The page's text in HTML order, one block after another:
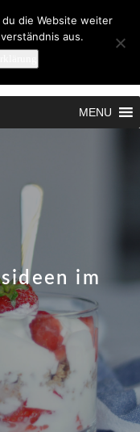
MENU
im
die Website weiter
aus.